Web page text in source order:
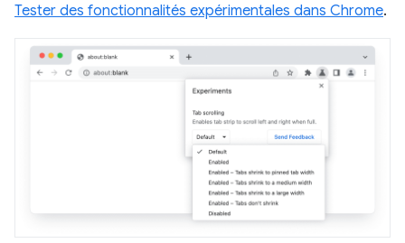
Tester des fonctionnalités expérimentales dans Chrome.